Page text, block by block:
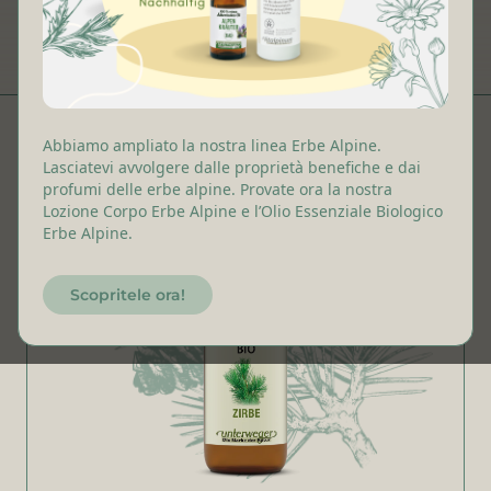
Cliccare su profumo per ambienti e aggiungere al carrello
Abbiamo ampliato la nostra linea Erbe Alpine.
Lasciatevi avvolgere dalle proprietà benefiche e dai
profumi delle erbe alpine. Provate ora la nostra
Lozione Corpo Erbe Alpine e l’Olio Essenziale Biologico
Erbe Alpine.
Scopritele ora!